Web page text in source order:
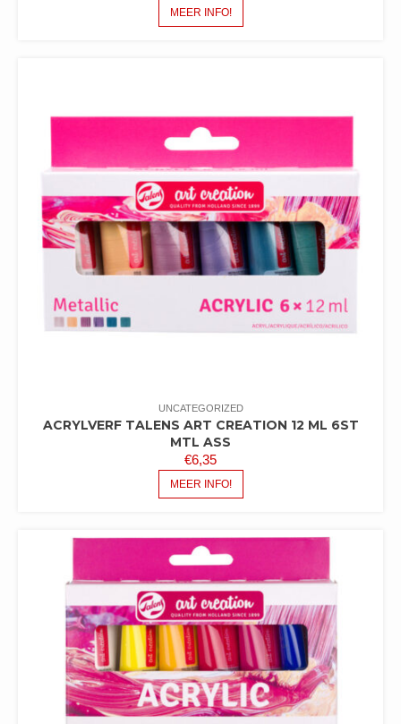
MEER INFO!
UNCATEGORIZED
ACRYLVERF TALENS ART CREATION 12 ML 6ST
MTL ASS
€6,35
MEER INFO!